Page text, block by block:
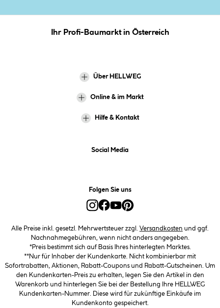
Ihr Profi-Baumarkt in Österreich
Über HELLWEG
Online & im Markt
Hilfe & Kontakt
Social Media
Folgen Sie uns
Alle Preise inkl. gesetzl. Mehrwertsteuer zzgl. Versandkosten und ggf.
Nachnahmegebühren, wenn nicht anders angegeben.
*Preis bestimmt sich auf Basis Ihres hinterlegten Marktes.
**Nur für Inhaber der Kundenkarte. Nicht kombinierbar mit
Sofortrabatten, Aktionen, Rabatt-Coupons und Rabatt-Gutscheinen. Um
den Kundenkarten-Preis zu erhalten, legen Sie den Artikel in den
Warenkorb und hinterlegen Sie bei der Bestellung Ihre HELLWEG
Kundenkarten-Nummer. Diese wird für zukünftige Einkäufe im
Kundenkonto gespeichert.